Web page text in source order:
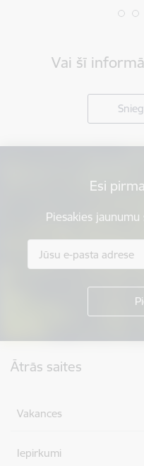
Vai šī
Esi
Piesakies jaunumu
Ātrās saites
Vakances
Iepirkumi